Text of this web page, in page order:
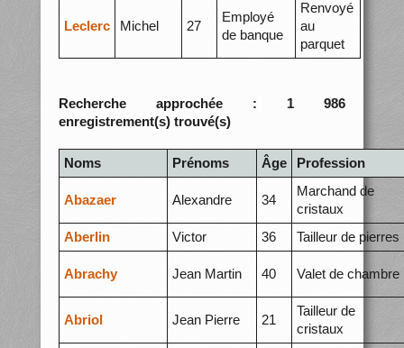
Leclerc Michel 27
Employé
de banque
Renvoyé
au
parquet
Recherche approchée : 1 986
enregistrement(s) trouvé(s)
Noms Prénoms Âge Profession
Abazaer Alexandre 34
Marchand de
cristaux
Aberlin
Victor 36 Tailleur de pierres
Abrachy Jean Martin 40 Valet de chambre
Abriol Jean Pierre 21
Tailleur de
cristaux